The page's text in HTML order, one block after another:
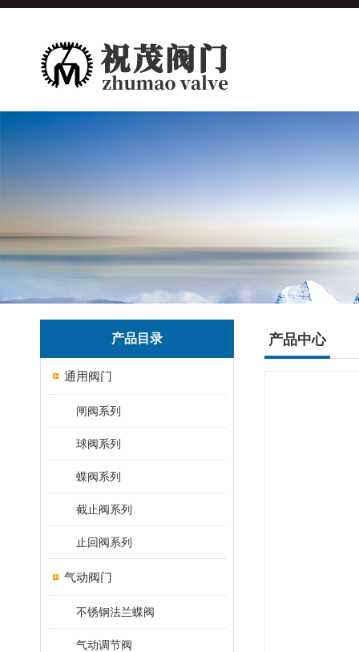
产品目录
通用阀门
闸阀系列
球阀系列
蝶阀系列
截止阀系列
止回阀系列
气动阀门
不锈钢法兰蝶阀
气动调节阀
产品中心